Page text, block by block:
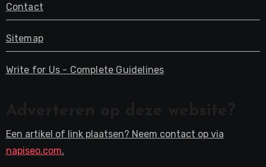
Contact
Sitemap
Write for Us - Complete Guidelines
Een artikel of link plaatsen? Neem contact op via
napiseo.com.